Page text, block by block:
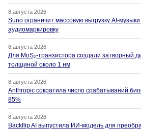
8 августа 2026
Suno ограничит массовую выгрузку AI-
аудиомаркировку
8 августа 2026
Для MoS₂-транзистора создали затворный
толщиной около 1 нм
8 августа 2026
Anthropic сократила число срабатываний
85%
8 августа 2026
Backflip AI выпустила ИИ-модель для